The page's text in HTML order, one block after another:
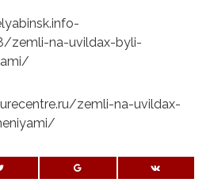
zemli-na-uvildax-byli-
zemli-na-uvildax-